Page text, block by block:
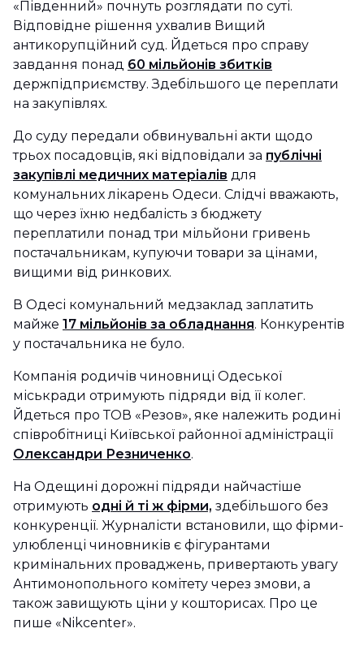
«Південний» почнуть розглядати по суті.
Відповідне рішення ухвалив Вищий
антикорупційний суд. Йдеться про справу
завдання понад 60 мільйонів збитків
держпідприємству. Здебільшого це переплати
на закупівлях.
До суду передали обвинувальні акти щодо
трьох посадовців, які відповідали за публічні
закупівлі медичних матеріалів для
комунальних лікарень Одеси. Слідчі вважають,
що через їхню недбалість з бюджету
переплатили понад три мільйони гривень
постачальникам, купуючи товари за цінами,
вищими від ринкових.
В Одесі комунальний медзаклад заплатить
майже 17 мільйонів за обладнання. Конкурентів
у постачальника не було.
Компанія родичів чиновниці Одеської
міськради отримують підряди від її колег.
Йдеться про ТОВ «Резов», яке належить родині
співробітниці Київської районної адміністрації
Олександри Резниченко.
На Одещині дорожні підряди найчастіше
отримують одні й ті ж фірми, здебільшого без
конкуренції. Журналісти встановили, що фірми-
улюбленці чиновників є фігурантами
кримінальних проваджень, привертають увагу
Антимонопольного комітету через змови, а
також завищують ціни у кошторисах. Про це
пише «Nikcenter».